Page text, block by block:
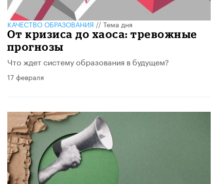
КАЧЕСТВО ОБРАЗОВАНИЯ//Тема дня
От кризиса до хаоса: тревожные
прогнозы
Что ждет систему образования в будущем?
17 февраля